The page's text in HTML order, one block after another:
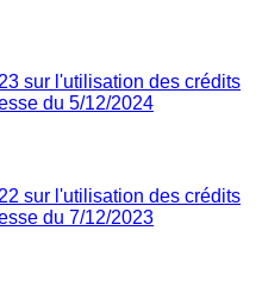
sur l'utilisation des crédits
du 5/12/2024
sur l'utilisation des crédits
du 7/12/2023